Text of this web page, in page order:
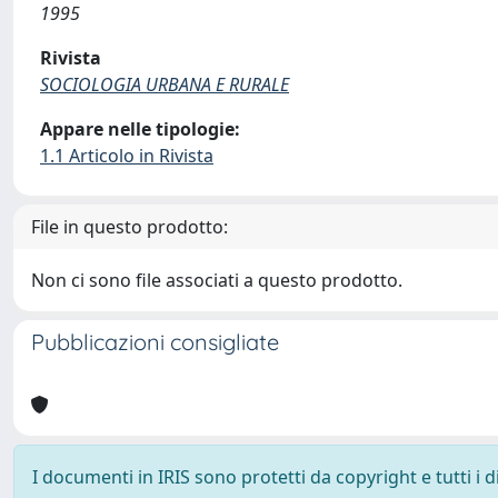
1995
Rivista
SOCIOLOGIA URBANA E RURALE
Appare nelle tipologie:
1.1 Articolo in Rivista
File in questo prodotto:
Non ci sono file associati a questo prodotto.
Pubblicazioni consigliate
I documenti in IRIS sono protetti da copyright e tutti i